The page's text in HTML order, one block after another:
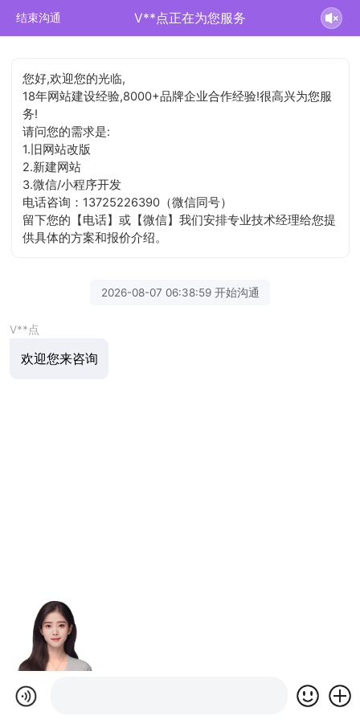
结束沟通 V**点正在为您服务
您好,欢迎您的光临,
18年网站建设经验,8000+品牌企业合作经验!很高兴为您服
务!
请问您的需求是:
1.旧网站改版
2.新建网站
3.微信/小程序开发
电话咨询：13725226390（微信同号）
留下您的【电话】或【微信】我们安排专业技术经理给您提
供具体的方案和报价介绍。
2026-08-07 06:38:59 开始沟通
V**点
欢迎您来咨询